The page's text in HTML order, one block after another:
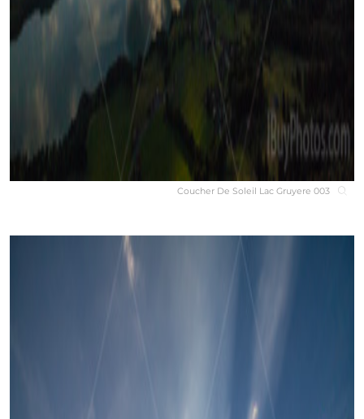
Coucher De Soleil Lac Gruyere 003